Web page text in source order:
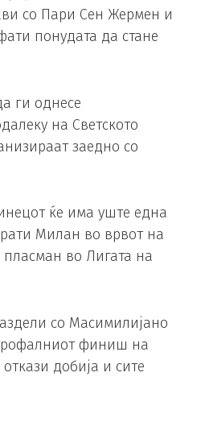
со Пари Сен Жермен и
понудата да стане
ги однесе
на Светското
заедно со
ќе има уште една
Милан во врвот на
во Лигата на
со Масимилијано
финиш на
добија и сите